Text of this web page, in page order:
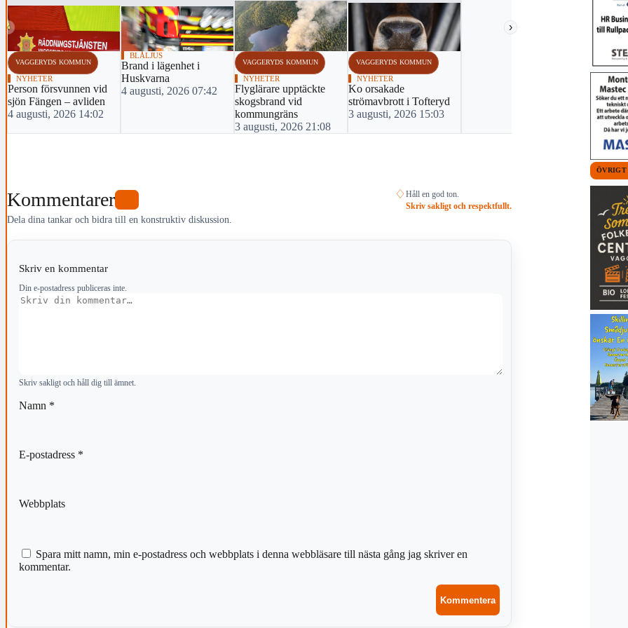
‹ ›
VAGGERYDS KOMMUN
NYHETER
Person försvunnen vid
sjön Fängen – avliden
4 augusti, 2026 14:02
BLÅLJUS
Brand i lägenhet i
Huskvarna
4 augusti, 2026 07:42
VAGGERYDS KOMMUN
NYHETER
Flyglärare upptäckte
skogsbrand vid
kommungräns
3 augusti, 2026 21:08
VAGGERYDS KOMMUN
NYHETER
Ko orsakade
strömavbrott i Tofteryd
3 augusti, 2026 15:03
BLÅLJUS
Förlorade
31 juli,
Kommentarer
Dela dina tankar och bidra till en konstruktiv diskussion.
♢ Håll en god ton.
Skriv sakligt och respektfullt.
Skriv en kommentar
Din e-postadress publiceras inte.
Kommentar
Skriv sakligt och håll dig till ämnet.
Namn *
E-postadress *
Webbplats
Spara mitt namn, min e-postadress och webbplats i denna webbläsare till nästa gång jag skriver en
kommentar.
ÖVRIGT